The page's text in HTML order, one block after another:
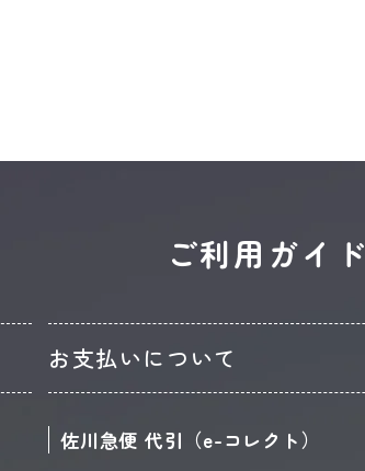
ご利用ガイド
お支払いについて
佐川急便 代引（e-コレクト）